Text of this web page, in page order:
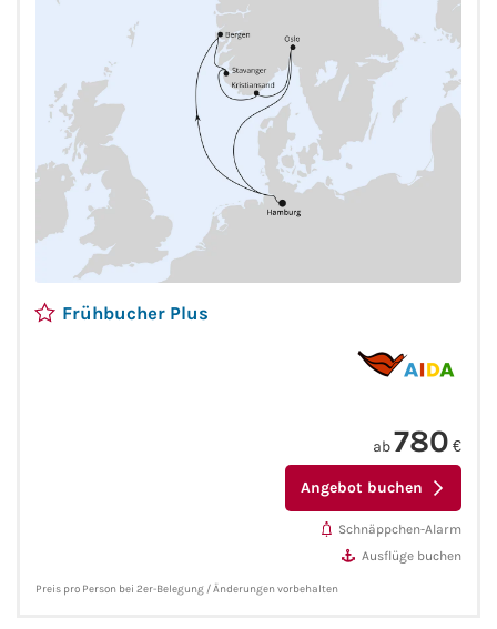
Mein Schiff Westeuropa
Mein Schiff Orient
Mein Schiff Nordamerika
Mein Schiff Transreisen
Mein Schiff Ostsee
Westeuropa-Kreuzfahrt
Frühbucher Plus
ab780 €
Angebot buchen
Schnäppchen-Alarm
Ausflüge buchen
Preis pro Person bei 2er-Belegung / Änderungen vorbehalten